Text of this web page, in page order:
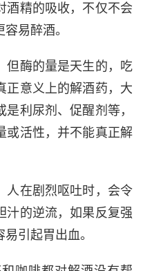
酒精的吸收，不仅不会
易醉酒。
但酶的量是天生的，吃
正意义上的解酒药，大
利尿剂、促醒剂等，
或活性，并不能真正解
人在剧烈呕吐时，会令
汁的逆流，如果反复强
引起胃出血。